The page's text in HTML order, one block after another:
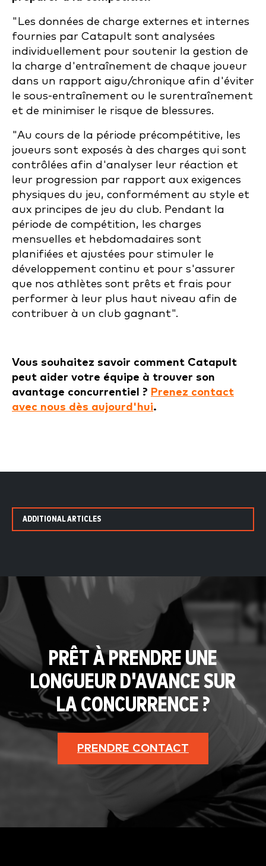
"Les données de charge externes et internes
fournies par Catapult sont analysées
individuellement pour soutenir la gestion de
la charge d'entraînement de chaque joueur
dans un rapport aigu/chronique afin d'éviter
le sous-entraînement ou le surentraînement
et de minimiser le risque de blessures.
"Au cours de la période précompétitive, les
joueurs sont exposés à des charges qui sont
contrôlées afin d'analyser leur réaction et
leur progression par rapport aux exigences
physiques du jeu, conformément au style et
aux principes de jeu du club. Pendant la
période de compétition, les charges
mensuelles et hebdomadaires sont
planifiées et ajustées pour stimuler le
développement continu et pour s'assurer
que nos athlètes sont prêts et frais pour
performer à leur plus haut niveau afin de
contribuer à un club gagnant".
Vous souhaitez savoir comment Catapult
peut aider votre équipe à trouver son
avantage concurrentiel ? Prenez contact
avec nous dès aujourd'hui.
ADDITIONAL ARTICLES
PRÊT À PRENDRE UNE
LONGUEUR D'AVANCE SUR
LA CONCURRENCE ?
PRENDRE CONTACT